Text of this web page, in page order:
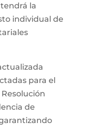
la
individual de
para el
de